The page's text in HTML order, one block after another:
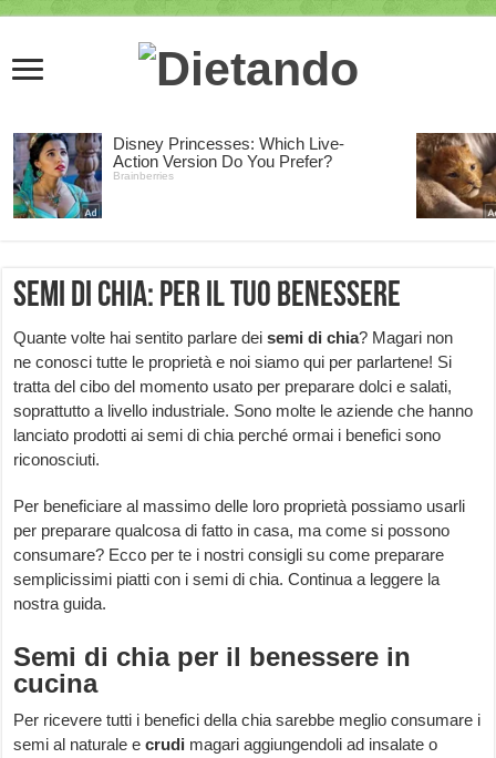
Semi di chia: per il tuo benessere
Quante volte hai sentito parlare deisemi di chia? Magari non
ne conosci tutte le proprietà e noi siamo qui per parlartene! Si
tratta del cibo del momento usato per preparare dolci e salati,
soprattutto a livello industriale. Sono molte le aziende che hanno
lanciato prodotti ai semi di chia perché ormai i benefici sono
riconosciuti.
Per beneficiare al massimo delle loro proprietà possiamo usarli
per preparare qualcosa di fatto in casa, ma come si possono
consumare? Ecco per te i nostri consigli su come preparare
semplicissimi piatti con i semi di chia. Continua a leggere la
nostra guida.
Semi di chia per il benessere in
cucina
Per ricevere tutti i benefici della chia sarebbe meglio consumare i
semi al naturale ecrudi magari aggiungendoli ad insalate o